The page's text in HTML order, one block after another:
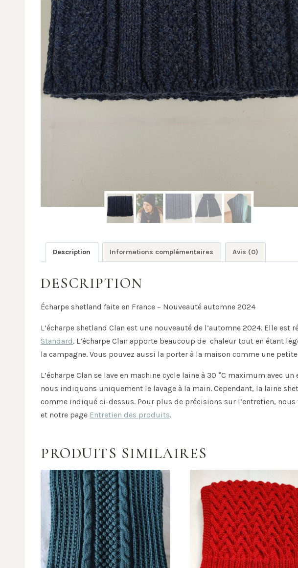
Description Informations complémentaires Avis (0)
DESCRIPTION
Écharpe shetland faite en France – Nouveauté automne 2024
L’écharpe shetland Clan est une nouveauté de l’automne 2024. Elle
Standard. L’écharpe Clan apporte beaucoup de chaleur tout en étant
la campagne. Vous pouvez aussi la porter à la maison comme une
L’écharpe Clan se lave en machine cycle laine à 30 °C maximum avec
nous indiquons uniquement le lavage à la main. Cependant, la laine
comme indiqué ci-dessus. Pour plus de précisions sur l’entretien,
et notre page Entretien des produits.
PRODUITS SIMILAIRES